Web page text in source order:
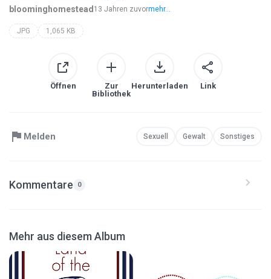
bloominghomestead 13 Jahren zuvormehr...
JPG 1,065 KB
Öffnen
Zur
Bibliothek
Herunterladen Link
Melden Sexuell Gewalt Sonstiges
Kommentare 0
Mehr aus diesem Album